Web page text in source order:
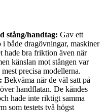
stång/handtag: Gav ett
både dragövningar, maskiner
hade bra friktion även när
känslan mot stången var
precisa modellerna.
Bekväma när de väl satt på
handflatan. De kändes
hade inte riktigt samma
som testets två högst